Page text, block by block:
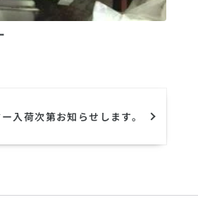
入荷次第お知らせします。